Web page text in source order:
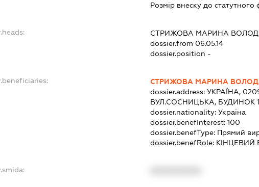
Розмір внеску до
СТРИЖОВА МАРИНА
dossier.from 06.05.14
dossier.position -
СТРИЖОВА МАРИНА
dossier.address:УКРАЇНА,
ВУЛ.СОСНИЦЬКА, БУДИНОК
dossier.nationality:Україна
dossier.benefInterest:100
dossier.benefType: Прямий
dossier.benefRole: КІНЦЕВИЙ